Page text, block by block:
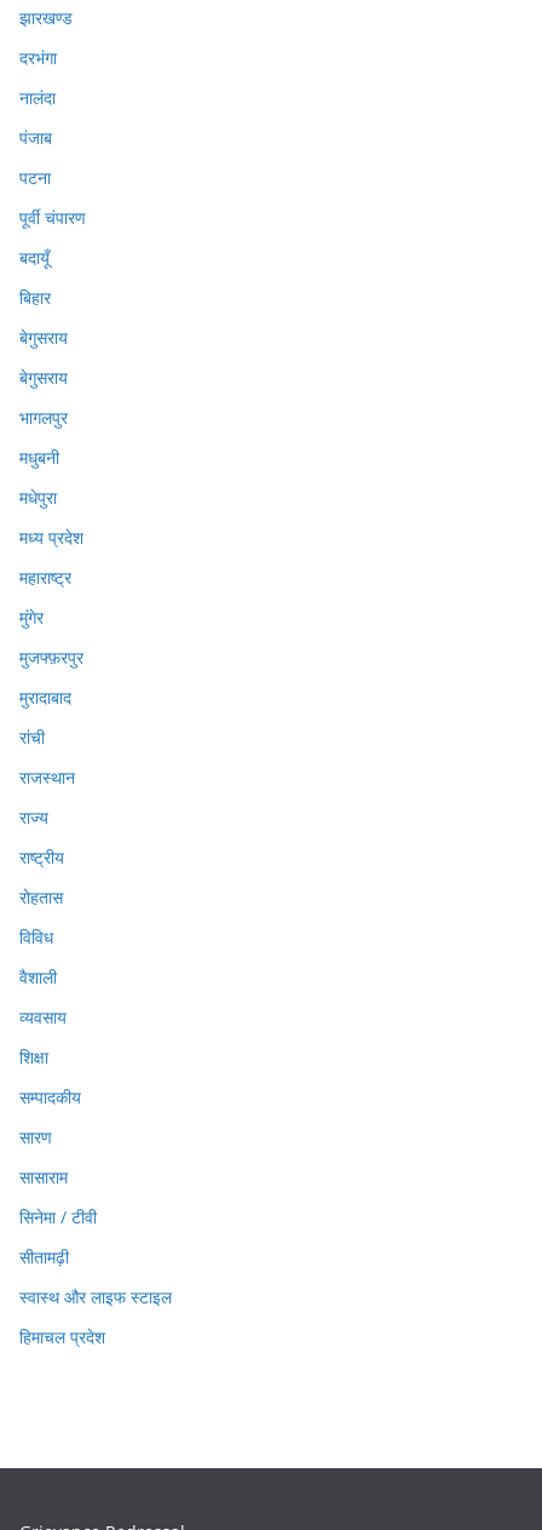
झारखण्ड
दरभंगा
नालंदा
पंजाब
पटना
पूर्वी चंपारण
बदायूँ
बिहार
बेगुसराय
बेगुसराय
भागलपुर
मधुबनी
मधेपुरा
मध्य प्रदेश
महाराष्ट्र
मुंगेर
मुजफ्फ़रपुर
मुरादाबाद
रांची
राजस्थान
राज्य
राष्ट्रीय
रोहतास
विविध
वैशाली
व्यवसाय
शिक्षा
सम्पादकीय
सारण
सासाराम
सिनेमा / टीवी
सीतामढ़ी
स्वास्थ और लाइफ स्टाइल
हिमाचल प्रदेश